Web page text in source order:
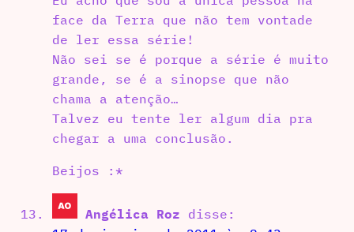
face da Terra que não tem vontade
de ler essa série!
Não sei se é porque a série é muito
grande, se é a sinopse que não
chama a atenção…
Talvez eu tente ler algum dia pra
chegar a uma conclusão.
Beijos :*
Angélica Roz disse: